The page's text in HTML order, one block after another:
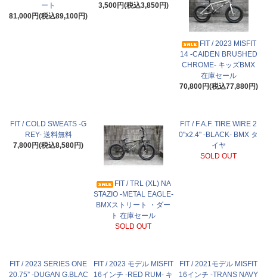
ート
81,000円(税込89,100円)
3,500円(税込3,850円)
FIT / 2023 MISFIT
14 -CAIDEN BRUSHED
CHROME- キッズBMX
在庫セール
70,800円(税込77,880円)
FIT / COLD SWEATS -G
REY- 送料無料
7,800円(税込8,580円)
FIT / TRL (XL) NA
STAZIO -METAL EAGLE-
BMXストリート ・ダー
ト 在庫セール
SOLD OUT
FIT / F.A.F. TIRE WIRE 2
0"x2.4" -BLACK- BMX タ
イヤ
SOLD OUT
FIT / 2023 SERIES ONE
20.75” -DUGAN G.BLAC
FIT / 2023 モデル MISFIT
16インチ -RED RUM- キ
FIT / 2021モデル MISFIT
16インチ -TRANS NAVY